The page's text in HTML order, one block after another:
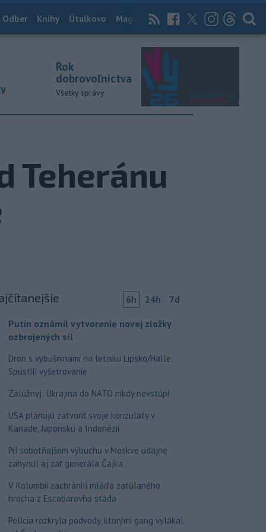
Odber Knihy Útulkovo Magazín News Now Archív
Rok
dobrovoľníctva
Všetky správy
Teheránu
6h 24h 7d
Putin oznámil vytvorenie novej zložky
ozbrojených síl
Dron s výbušninami na letisku Lipsko/Halle:
Spustili vyšetrovanie
Zalužnyj: Ukrajina do NATO nikdy nevstúpi
USA plánujú zatvoriť svoje konzuláty v
Kanade, Japonsku a Indonézii
Pri sobotňajšom výbuchu v Moskve údajne
zahynul aj zať generála Čajka
V Kolumbii zachránili mláďa zatúlaného
hrocha z Escobarovho stáda
Polícia rozkryla podvody, ktorými gang vylákal